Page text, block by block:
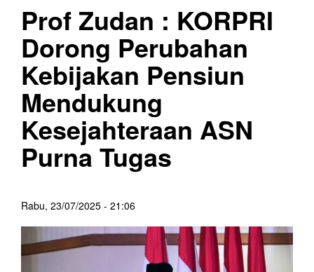
Prof Zudan : KORPRI
Dorong Perubahan
Kebijakan Pensiun
Mendukung
Kesejahteraan ASN
Purna Tugas
Rabu, 23/07/2025 - 21:06